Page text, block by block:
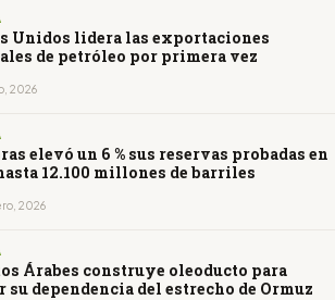
Unidos lidera las exportaciones
de petróleo por primera vez
2026
elevó un 6 % sus reservas probadas en
12.100 millones de barriles
2026
Árabes construye oleoducto para
su dependencia del estrecho de Ormuz